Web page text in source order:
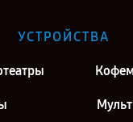
Philips 40PFL3107H
УСТРОЙСТВА